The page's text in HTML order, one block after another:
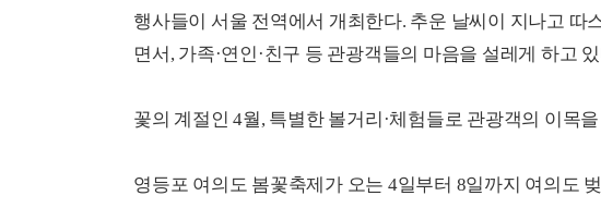
행사들이 서울 전역에서 개최한다. 추운 날씨이 지나고 따
면서, 가족·연인·친구 등 관광객들의 마음을 설레게 하고
꽃의 계절인 4월, 특별한 볼거리·체험들로 관광객의 이목
영등포 여의도 봄꽃축제가 오는 4일부터 8일까지 여의도